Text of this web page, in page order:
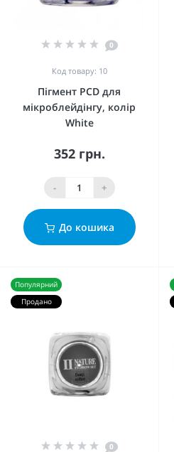
0
Код товару: 10
Пігмент PCD для
мікроблейдінгу, колір
White
352 грн.
- +
До кошика
Популярний
Продано
0